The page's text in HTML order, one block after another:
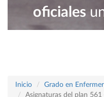
oficiales
Inicio
Grado en
Asignaturas del plan